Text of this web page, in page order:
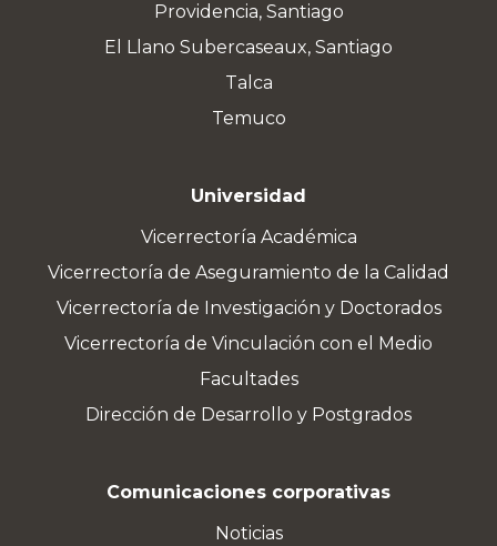
Providencia, Santiago
El Llano Subercaseaux, Santiago
Talca
Temuco
Universidad
Vicerrectoría Académica
Vicerrectoría de Aseguramiento de la Calidad
Vicerrectoría de Investigación y Doctorados
Vicerrectoría de Vinculación con el Medio
Facultades
Dirección de Desarrollo y Postgrados
Comunicaciones corporativas
Noticias